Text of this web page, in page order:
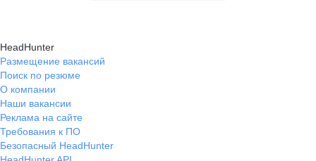
HeadHunter
Размещение вакансий
Поиск по резюме
О компании
Наши вакансии
Реклама на сайте
Требования к ПО
Безопасный HeadHunter